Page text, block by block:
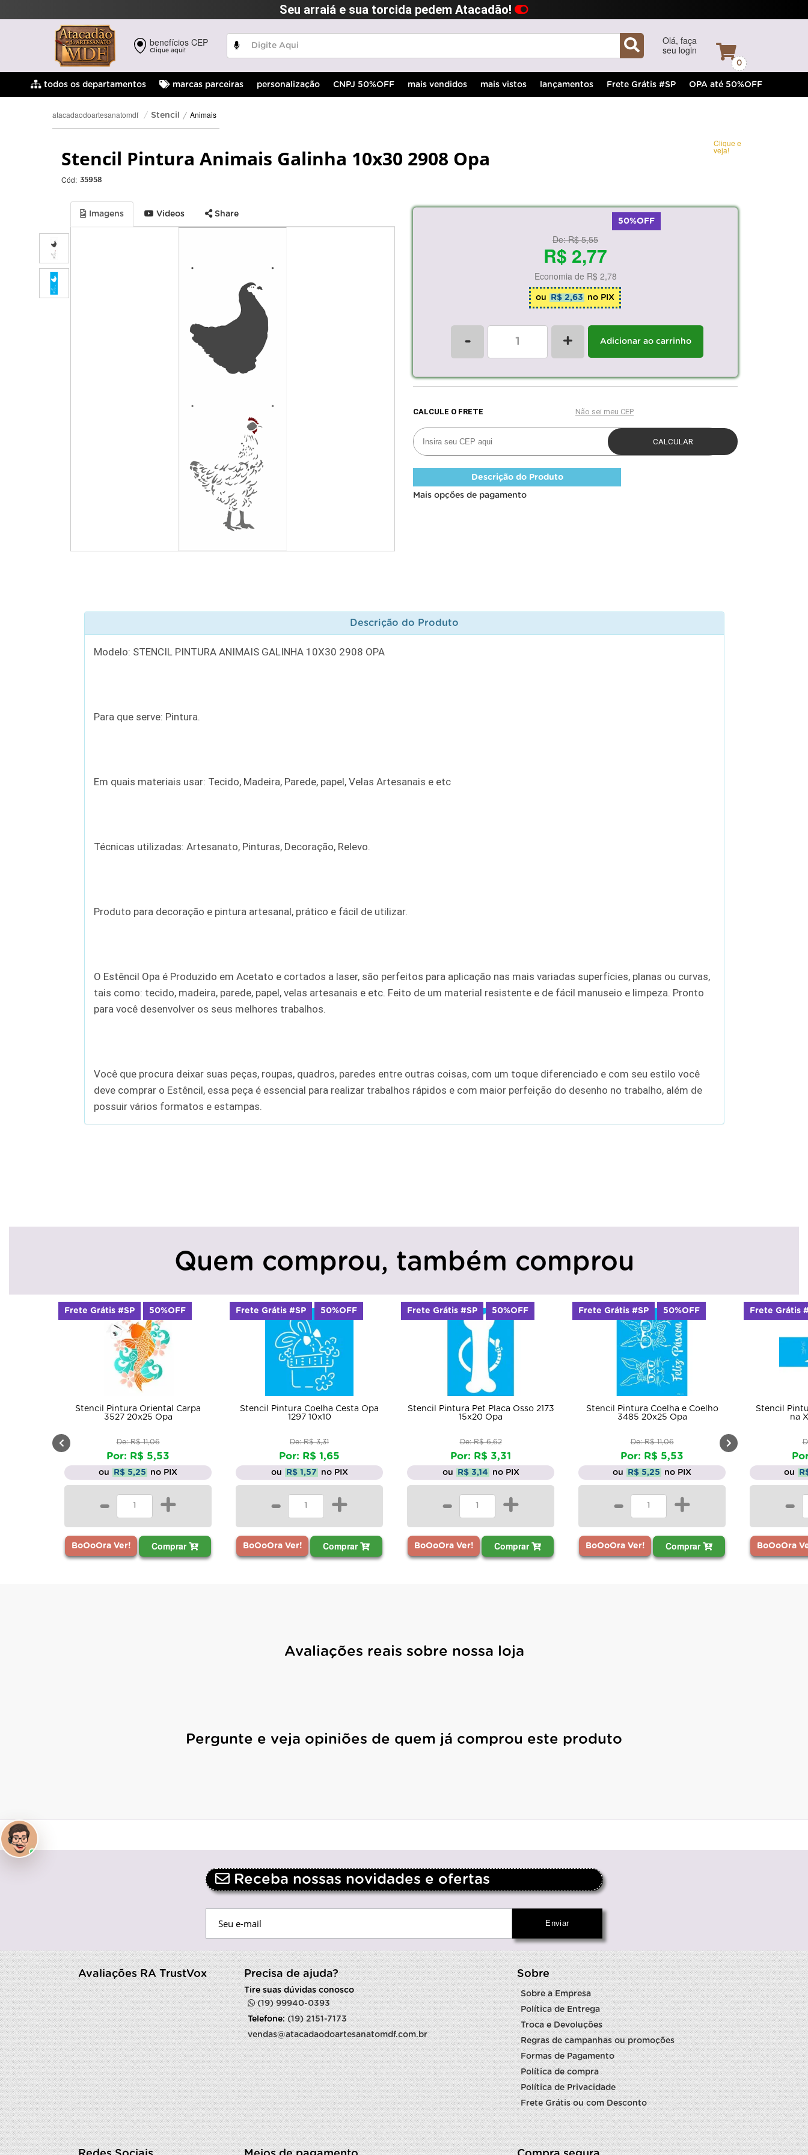
Seu arraiá e sua torcida pedem Atacadão!
benefícios CEP
Clique aqui!
Olá, faça
seu login
0
todos os departamentos marcas parceiras personalização CNPJ 50%OFF mais vendidos mais vistos lançamentos Frete Grátis #SP OPA até 50%OFF
atacadaodoartesanatomdf Stencil Animais
Stencil Pintura Animais Galinha 10x30 2908 Opa
Cód: 35958
Clique e
veja!
Imagens Videos
Share
50%OFF
De:R$ 5,55
R$ 2,77
Economia de R$ 2,78
ou R$ 2,63 no PIX
- + Adicionar ao carrinho
Descrição do Produto
Mais opções de pagamento
Descrição do Produto
Modelo: STENCIL PINTURA ANIMAIS GALINHA 10X30 2908 OPA
Para que serve: Pintura.
Em quais materiais usar: Tecido, Madeira, Parede, papel, Velas Artesanais e etc
Técnicas utilizadas: Artesanato, Pinturas, Decoração, Relevo.
Produto para decoração e pintura artesanal, prático e fácil de utilizar.
O Estêncil Opa é Produzido em Acetato e cortados a laser, são perfeitos para aplicação nas mais variadas superfícies, planas ou curvas,
tais como: tecido, madeira, parede, papel, velas artesanais e etc. Feito de um material resistente e de fácil manuseio e limpeza. Pronto
para você desenvolver os seus melhores trabalhos.
Você que procura deixar suas peças, roupas, quadros, paredes entre outras coisas, com um toque diferenciado e com seu estilo você
deve comprar o Estêncil, essa peça é essencial para realizar trabalhos rápidos e com maior perfeição do desenho no trabalho, além de
possuir vários formatos e estampas.
Quem comprou, também comprou
Stencil Pintura Oriental Carpa
3527 20x25 Opa
De: R$ 11,06
Por: R$ 5,53
R$ 5,25 no PIX
+
BoOoOra Ver! Comprar
Frete Grátis #SP 50%OFF
Stencil Pintura Coelha Cesta Opa
Por: R$ 1,65
R$ 1,57 no PIX
+
BoOoOra Ver! Comprar
Frete Grátis #SP 50%OFF
Stencil Pintura Pet Placa Osso 2173
Por: R$ 3,31
R$ 3,14 no PIX
+
BoOoOra Ver! Comprar
Frete Grátis #SP 50%OFF
Stencil Pintura Coelha e Coelho
3485 20x25 Opa
Por: R$ 5,53
R$ 5,25 no PIX
+
BoOoOra Ver! Comprar
Frete Grátis #SP 50%OFF
Stencil Pintura Opa 1893
na Xicara 10x30
Por: R$ 2,83
R$ 2,69 no
BoOoOra Ver!
Frete Grátis #SP
Avaliações reais sobre nossa loja
Pergunte e veja opiniões de quem já comprou este produto
Receba nossas novidades e ofertas
Avaliações RA TrustVox Precisa de ajuda?
Tire suas dúvidas conosco
(19) 99940-0393
Telefone:(19) 2151-7173
vendas@atacadaodoartesanatomdf.com.br
Sobre
Sobre a Empresa
Política de Entrega
Troca e Devoluções
Regras de campanhas ou promoções
Formas de Pagamento
Política de compra
Política de Privacidade
Frete Grátis ou com Desconto